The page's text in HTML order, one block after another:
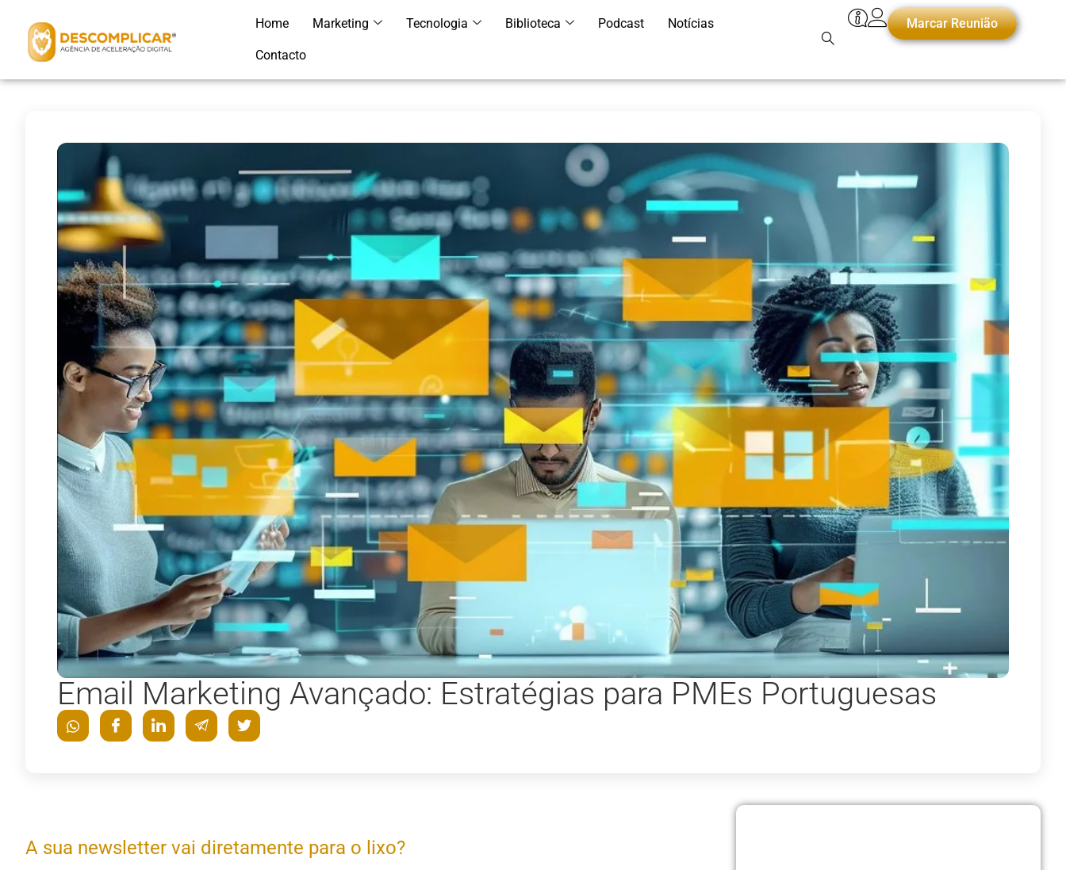
Home Marketing Tecnologia Biblioteca Podcast Notícias
Contacto
Marcar Reunião
Email Marketing Avançado: Estratégias para PMEs Portuguesas
A sua newsletter vai diretamente para o lixo?